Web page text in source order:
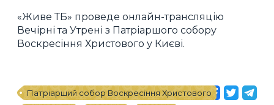
«Живе ТБ» проведе онлайн-трансляцію
Вечірні та Утрені з Патріаршого собору
Воскресіння Христового у Києві.
Патріарший собор Воскресіння Христового